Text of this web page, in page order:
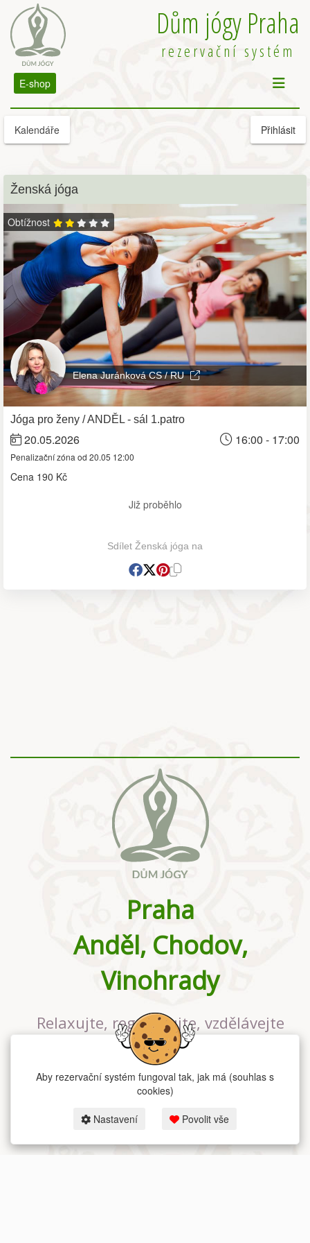
Dům jógy Praha
rezervační systém
E-shop
Kalendáře Přihlásit
Ženská jóga
Obtížnost
Elena Juránková CS / RU
Jóga pro ženy / ANDĚL - sál 1.patro
20.05.2026 16:00 - 17:00
Penalizační zóna od 20.05 12:00
Cena 190 Kč
Již proběhlo
Sdílet Ženská jóga na
Praha
Anděl, Chodov,
Vinohrady
Relaxujte, regenerujte, vzdělávejte
se v největším jógovém studiu v
Praze
Aby rezervační systém fungoval tak, jak má (souhlas s
cookies)
Nastavení Povolit vše